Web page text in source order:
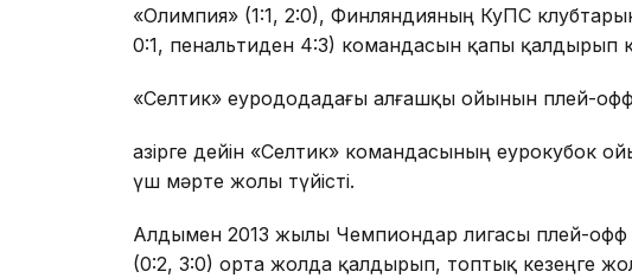
«Олимпия» (1:1, 2:0), Финляндияның КуПС
0:1, пенальтиден 4:3) командасын қапы қалдырып
«Селтик» еурододадағы алғашқы ойынын плей-офф
Қазірге дейін «Селтик» командасының еурокубок
үш мәрте жолы түйісті.
Алдымен 2013 жылы Чемпиондар лигасы плей-офф
(0:2, 3:0) орта жолда қалдырып, топтық кезеңге